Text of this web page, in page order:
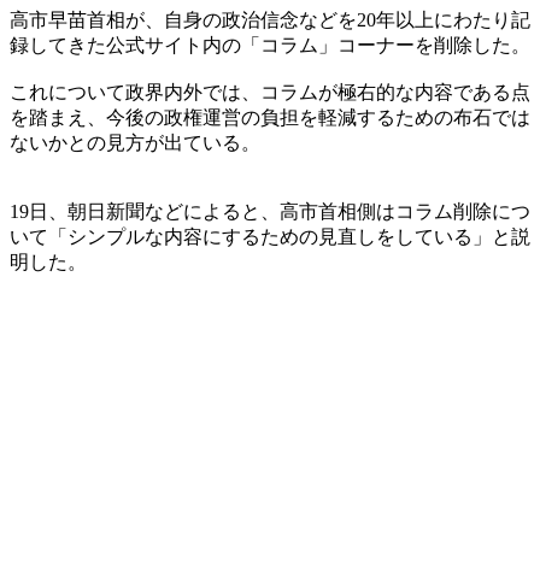
高市早苗首相が、自身の政治信念などを20年以上にわたり記
録してきた公式サイト内の「コラム」コーナーを削除した。
これについて政界内外では、コラムが極右的な内容である点
を踏まえ、今後の政権運営の負担を軽減するための布石では
ないかとの見方が出ている。
19日、朝日新聞などによると、高市首相側はコラム削除につ
いて「シンプルな内容にするための見直しをしている」と説
明した。